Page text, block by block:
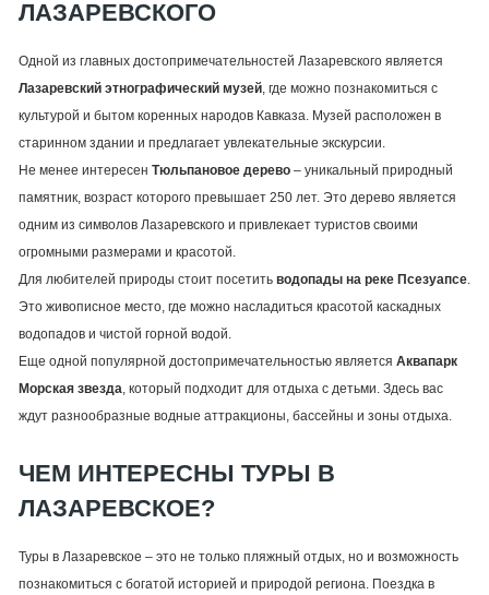
ЛАЗАРЕВСКОГО
Одной из главных достопримечательностей Лазаревского является
Лазаревский этнографический музей, где можно познакомиться с
культурой и бытом коренных народов Кавказа. Музей расположен в
старинном здании и предлагает увлекательные экскурсии.
Не менее интересен Тюльпановое дерево– уникальный природный
памятник, возраст которого превышает 250 лет. Это дерево является
одним из символов Лазаревского и привлекает туристов своими
огромными размерами и красотой.
Для любителей природы стоит посетить водопады на реке Псезуапсе.
Это живописное место, где можно насладиться красотой каскадных
водопадов и чистой горной водой.
Еще одной популярной достопримечательностью является Аквапарк
Морская звезда, который подходит для отдыха с детьми. Здесь вас
ждут разнообразные водные аттракционы, бассейны и зоны отдыха.
ЧЕМ ИНТЕРЕСНЫ ТУРЫ В
ЛАЗАРЕВСКОЕ?
Туры в Лазаревское – это не только пляжный отдых, но и возможность
познакомиться с богатой историей и природой региона. Поездка в